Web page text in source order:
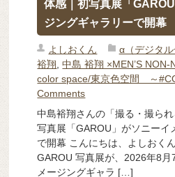
体感｜初写真展「
ジングギャラリーで開幕
よしおくん α（デジタル
裕翔 ,中島 裕翔 ×MEN’S NON-
color space/東京色空間 ～
Comments
中島裕翔さんの「撮る・撮ら
写真展「GAROU」がソニーイ
で開幕 こんにちは、よしおく
GAROU 写真展が、2026年8月
メージングギャラ […]